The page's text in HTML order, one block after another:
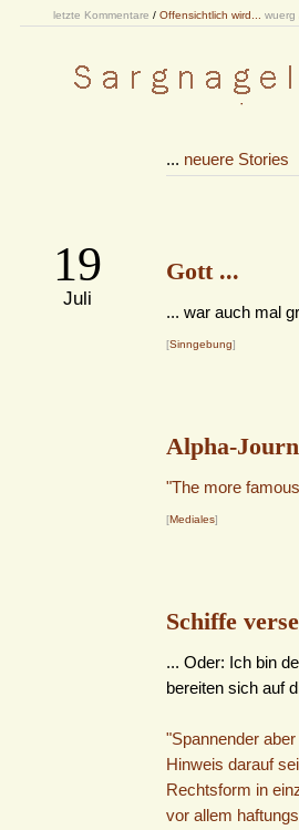
letzte Kommentare / Offensichtlich wird... wuerg
... neuere Stories
19
Juli
Gott ...
... war auch mal
[Sinngebung]
Alpha-
"The more
[Mediales]
Schiffe
... Oder: Ich bin
bereiten sich auf
"Spannender
Hinweis darauf
Rechtsform in
vor allem